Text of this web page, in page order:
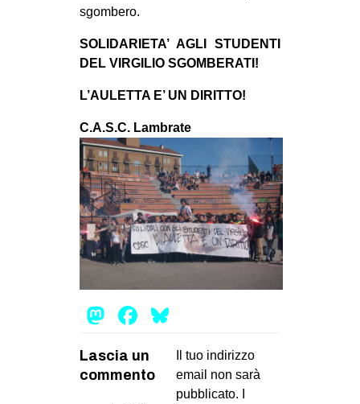
ESTREMO ORIENTE
EUROPA
MEDIO ORIENTE
MONDO
EVENTI
in
Fb
tw
SEARCH
sgombero.
SOLIDARIETA’ AGLI STUDENTI
DEL VIRGILIO SGOMBERATI!
L’AULETTA E’ UN DIRITTO!
C.A.S.C. Lambrate
Mastodon
Facebook
Lascia un
commento
Il tuo indirizzo
email non sarà
pubblicato.